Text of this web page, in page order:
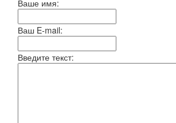
Ваше имя:
Ваш E-mail:
Введите текст: